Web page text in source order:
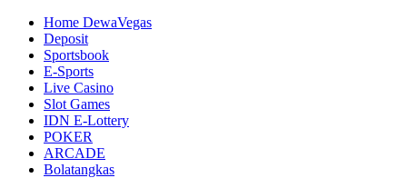
Home DewaVegas
Deposit
Sportsbook
E-Sports
Live Casino
Slot Games
IDN E-Lottery
POKER
ARCADE
Bolatangkas